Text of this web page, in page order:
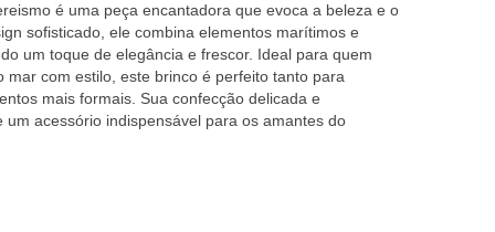
é uma peça encantadora que evoca a beleza e o
sofisticado, ele combina elementos marítimos e
um toque de elegância e frescor. Ideal para quem
mar com estilo, este brinco é perfeito tanto para
mais formais. Sua confecção delicada e
acessório indispensável para os amantes do